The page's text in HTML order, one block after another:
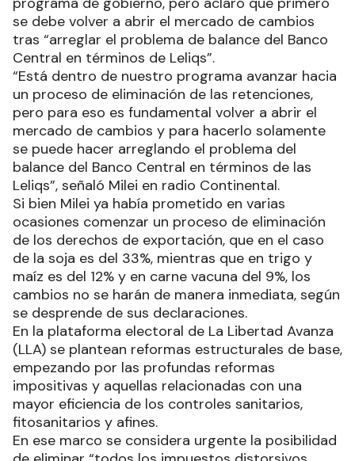
se debe volver a abrir el mercado de cambios
tras “arreglar el problema de balance del Banco
Central en términos de Leliqs”.
“Está dentro de nuestro programa avanzar hacia
un proceso de eliminación de las retenciones,
pero para eso es fundamental volver a abrir el
mercado de cambios y para hacerlo solamente
se puede hacer arreglando el problema del
balance del Banco Central en términos de las
Leliqs”, señaló Milei en radio Continental.
Si bien Milei ya había prometido en varias
ocasiones comenzar un proceso de eliminación
de los derechos de exportación, que en el caso
de la soja es del 33%, mientras que en trigo y
maíz es del 12% y en carne vacuna del 9%, los
cambios no se harán de manera inmediata, según
se desprende de sus declaraciones.
En la plataforma electoral de La Libertad Avanza
(LLA) se plantean reformas estructurales de base,
empezando por las profundas reformas
impositivas y aquellas relacionadas con una
mayor eficiencia de los controles sanitarios,
fitosanitarios y afines.
En ese marco se considera urgente la posibilidad